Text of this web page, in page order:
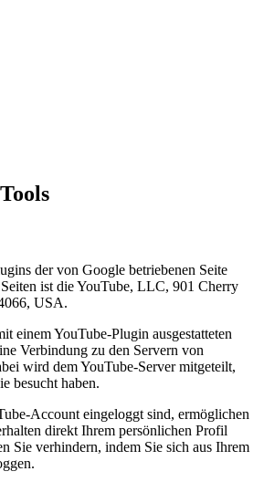
der von Google betriebenen Seite
ist die YouTube, LLC, 901 Cherry
USA.
einem YouTube-Plugin ausgestatteten
Verbindung zu den Servern von
wird dem YouTube-Server mitgeteilt,
besucht haben.
Account eingeloggt sind, ermöglichen
direkt Ihrem persönlichen Profil
Sie verhindern, indem Sie sich aus Ihrem